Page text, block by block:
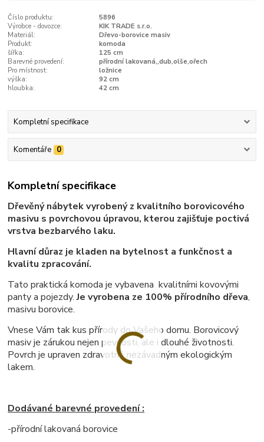
Číslo produktu:
5896
Výrobce - dovozce:
KIK TRADE s.r.o.
Materiál:
Dřevo-borovice masiv
Produkt:
komoda
šířka:
125 cm
Barevné provedení:
přírodní lakovaná,,dub,olše,ořech
Pro místnost:
ložnice
výška:
92 cm
hloubka:
42 cm
Kompletní specifikace
Komentáře 0
Kompletní specifikace
Dřevěný nábytek vyrobený z kvalitního borovicového
masivu s povrchovou úpravou, kterou zajišťuje poctivá
vrstva bezbarvého laku.
Hlavní důraz je kladen na bytelnost a funkčnost a
kvalitu zpracování.
Tato praktická komoda je vybavena kvalitními kovovými
panty a pojezdy.Je vyrobena ze 100% přírodního dřeva,
masivu borovice.
Vnese Vám tak kus přírody do Vašeho domu. Borovicový
masiv je zárukou nejen pevnosti, ale i dlouhé životnosti.
Povrch je upraven zdravotně nezávadným ekologickým
lakem.
Dodávané barevné provedení :
-přírodní lakovaná borovice